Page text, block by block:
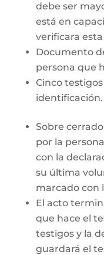
debe ser
está en
verificara
Documento
persona que
Cinco
identificación.
Sobre
por la
con la
su última
marcado con
El acto
que hace el
testigos y la
guardará el